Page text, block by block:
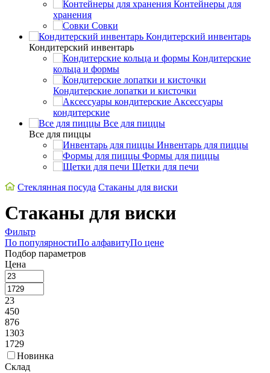
Контейнеры для
хранения
Совки
Кондитерский инвентарь
Кондитерский инвентарь
Кондитерские
кольца и формы
Кондитерские лопатки и кисточки
Аксессуары
кондитерские
Все для пиццы
Все для пиццы
Инвентарь для пиццы
Формы для пиццы
Щетки для печи
Стеклянная посуда Стаканы для виски
Стаканы для виски
Фильтр
По популярностиПо алфавитуПо цене
Подбор параметров
Цена
23
450
876
1303
1729
Новинка
Склад